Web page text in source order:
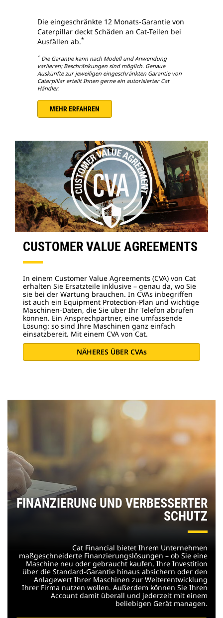
Die eingeschränkte 12 Monats-Garantie von
Caterpillar deckt Schäden an Cat-Teilen bei
Ausfällen ab.*
*Die Garantie kann nach Modell und Anwendung
variieren; Beschränkungen sind möglich. Genaue
Auskünfte zur jeweiligen eingeschränkten Garantie von
Caterpillar erteilt Ihnen gerne ein autorisierter Cat
Händler.
MEHR ERFAHREN
CUSTOMER VALUE AGREEMENTS
In einem Customer Value Agreements (CVA) von Cat
erhalten Sie Ersatzteile inklusive – genau da, wo Sie
sie bei der Wartung brauchen. In CVAs inbegriffen
ist auch ein Equipment Protection-Plan und wichtige
Maschinen-Daten, die Sie über Ihr Telefon abrufen
können. Ein Ansprechpartner, eine umfassende
Lösung: so sind Ihre Maschinen ganz einfach
einsatzbereit. Mit einem CVA von Cat.
NÄHERES ÜBER CVAs
FINANZIERUNG UND VERBESSERTER
SCHUTZ
Cat Financial bietet Ihrem Unternehmen
maßgeschneiderte Finanzierungslösungen – ob Sie eine
Maschine neu oder gebraucht kaufen, Ihre Investition
über die Standard-Garantie hinaus absichern oder den
Anlagewert Ihrer Maschinen zur Weiterentwicklung
Ihrer Firma nutzen wollen. Außerdem können Sie Ihren
Account damit überall und jederzeit mit einem
beliebigen Gerät managen.